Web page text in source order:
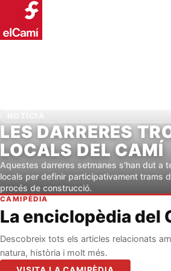
LES DARRERES
LOCALS DEL CAMÍ
Aquestes darreres setmanes s'han dut a
locals per definir participativament trams
procés de construcció.
CAMIPÈDIA
La enciclopèdia del
Descobreix tots els articles relacionats
natura, història i molt més.